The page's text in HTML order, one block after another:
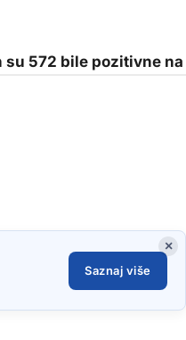
572 bile pozitivne na
×
Saznaj više